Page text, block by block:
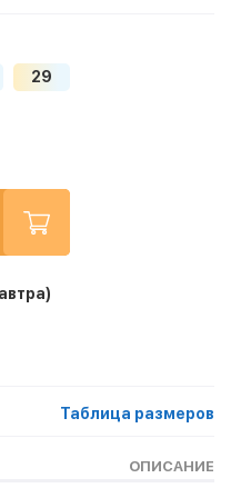
29
Таблица размеров
ОПИСАНИЕ